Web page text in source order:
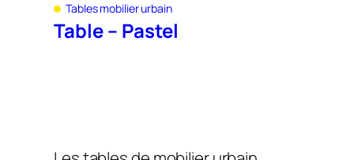
Tables mobilier urbain
Table – Pastel